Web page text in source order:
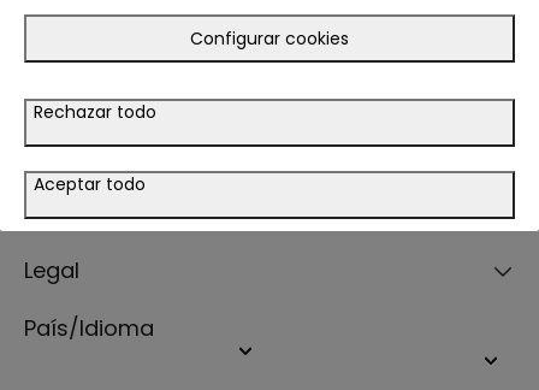
Ayuda
Tiendas
Legal
País/Idioma
Configurar cookies
Rechazar todo
Aceptar todo